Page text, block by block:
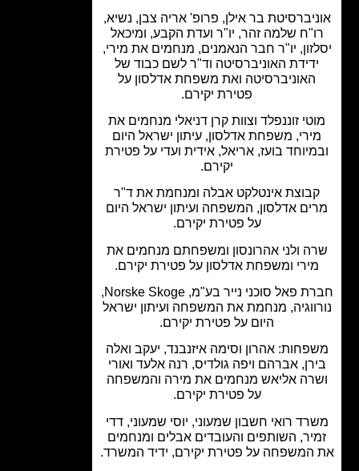
בר אילן, פרופ' אריה צבן, נשיא,
שלמה זהר, יו"ר ועדת הקבע, ומיכאל
יו"ר חבר הנאמנים, מנחמים את מירי,
האוניברסיטה וד"ר לשם כבוד של
האוניברסיטה ואת משפחת אדלסון על
פטירת יקירם.
זוננפלד וצוות קרן דניאלי מנחמים את
משפחת אדלסון, עיתון ישראל היום
בועז, אריאל, אידית ועדי על פטירת
אינטלקט אבלה ומנחמת את ד"ר
אדלסון, המשפחה ועיתון ישראל היום
על פטירת יקירם.
ולני אהרונסון ומשפחתם מנחמים את
ומשפחת אדלסון על פטירת יקירם.
חברת פאל סוכני נייר בע"מ, Norske Skoge,
מנחמת את המשפחה ועיתון ישראל
היום על פטירת יקירם.
אהרון וסימה איזנבנד, יעקב ואלה
אברהם ויפה גולדיס, רנה אלעד ואורי
אליאש מנחמים את מירה והמשפחה
על פטירת יקירם.
רואי חשבון שמעוני, יוסי שמעוני, דדי
השותפים והעובדים אבלים ומנחמים
על פטירת יקירם, ידיד המשרד.